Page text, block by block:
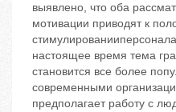
выявлено, что оба
мотивации приводят к
настоящее время тема
становится все более
современными
предполагает работу с